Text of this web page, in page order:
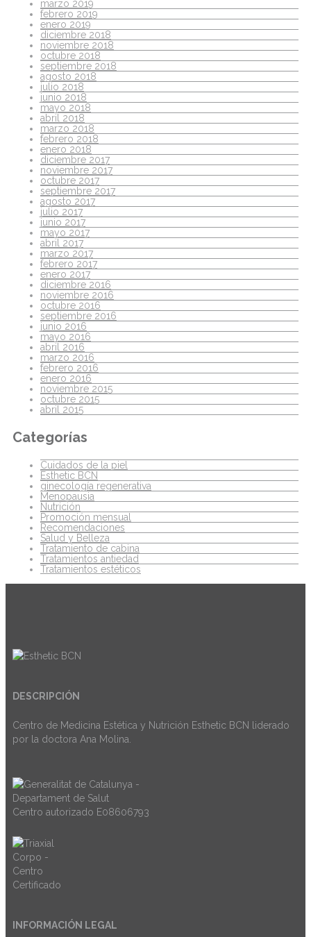
marzo 2019
febrero 2019
enero 2019
diciembre 2018
noviembre 2018
octubre 2018
septiembre 2018
agosto 2018
julio 2018
junio 2018
mayo 2018
abril 2018
marzo 2018
febrero 2018
enero 2018
diciembre 2017
noviembre 2017
octubre 2017
septiembre 2017
agosto 2017
julio 2017
junio 2017
mayo 2017
abril 2017
marzo 2017
febrero 2017
enero 2017
diciembre 2016
noviembre 2016
octubre 2016
septiembre 2016
junio 2016
mayo 2016
abril 2016
marzo 2016
febrero 2016
enero 2016
noviembre 2015
octubre 2015
abril 2015
Categorías
Cuidados de la piel
Esthetic BCN
ginecología regenerativa
Menopausia
Nutrición
Promoción mensual
Recomendaciones
Salud y Belleza
Tratamiento de cabina
Tratamientos antiedad
Tratamientos estéticos
DESCRIPCIÓN
Centro de Medicina Estética y Nutrición Esthetic BCN liderado
por la doctora Ana Molina.
Centro autorizado E08606793
INFORMACIÓN LEGAL